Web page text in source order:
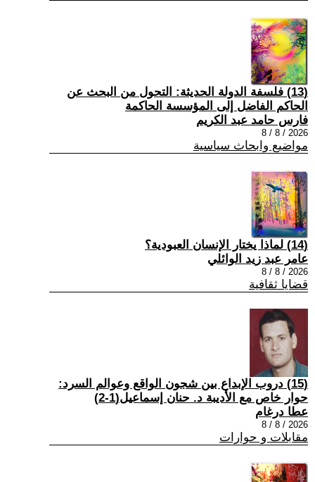
(13) فلسفة الدولة الحديثة: التحول من البحث عن
الحاكم الفاضل إلى المؤسسة الحاكمة
فارس حامد عبد الكريم
2026 / 8 / 8
مواضيع وابحاث سياسية
(14) لماذا يختار الإنسان العبودية؟
عامر عبد زيد الوائلي
2026 / 8 / 8
قضايا ثقافية
(15) دروب الإبداع بين شجون الواقع وعوالم السرد:
حوار خاص مع الأديبة د. حنان إسماعيل(1-2)
عطا درغام
2026 / 8 / 8
مقابلات و حوارات